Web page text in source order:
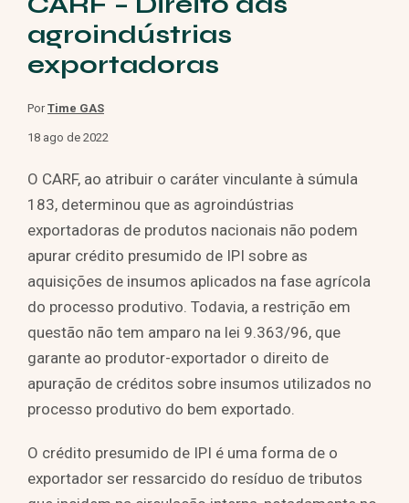
agroindústrias
exportadoras
PorTime GAS
18 ago de 2022
O CARF, ao atribuir o caráter vinculante à súmula
183, determinou que as agroindústrias
exportadoras de produtos nacionais não podem
apurar crédito presumido de IPI sobre as
aquisições de insumos aplicados na fase agrícola
do processo produtivo. Todavia, a restrição em
questão não tem amparo na lei 9.363/96, que
garante ao produtor-exportador o direito de
apuração de créditos sobre insumos utilizados no
processo produtivo do bem exportado.
O crédito presumido de IPI é uma forma de o
exportador ser ressarcido do resíduo de tributos